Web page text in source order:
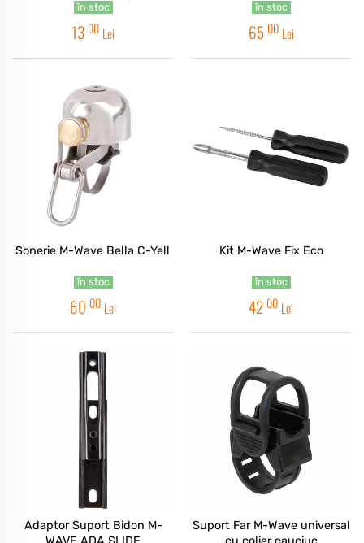
în stoc
13 00 Lei
în stoc
65 00 Lei
Sonerie M-Wave Bella C-Yell
în stoc
60 00 Lei
Kit M-Wave Fix Eco
în stoc
42 00 Lei
Adaptor Suport Bidon M-
Suport Far M-Wave universal